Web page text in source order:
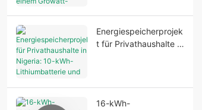
Bereitstellung einer
stabilen
Energiespeicherprojek
t für Privathaushalte in
16-kWh-